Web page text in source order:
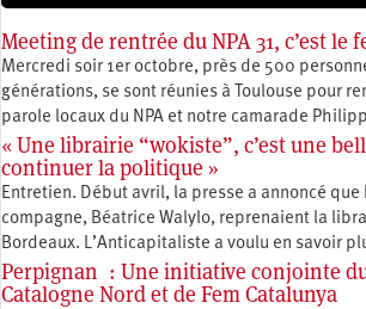
Meeting de rentrée du NPA 31, c’est le
Mercredi soir 1er octobre, près de 500
générations, se sont réunies à Toulouse pour
parole locaux du NPA et notre camarade
« Une librairie “wokiste”, c’est une
continuer la politique »
Entretien. Début avril, la presse a annoncé
compagne, Béatrice Walylo, reprenaient la
Bordeaux. L’Anticapitaliste a voulu en savoir
Perpignan : Une initiative conjointe
Catalogne Nord et de Fem Catalunya